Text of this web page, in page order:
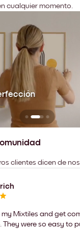
cualquier momento.
clientes dicen de
my Mixtiles and get
They were so easy to